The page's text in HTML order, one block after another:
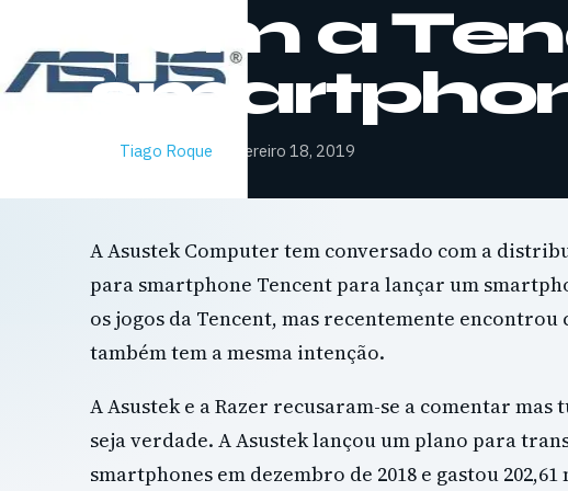
com a
Tiago Roque Fevereiro 18, 2019
A Asustek Computer tem conversado com a
para smartphone Tencent para lançar um
os jogos da Tencent, mas recentemente encontrou
também tem a mesma intenção.
A Asustek e a Razer recusaram-se a comentar
seja verdade. A Asustek lançou um plano para
smartphones em dezembro de 2018 e gastou